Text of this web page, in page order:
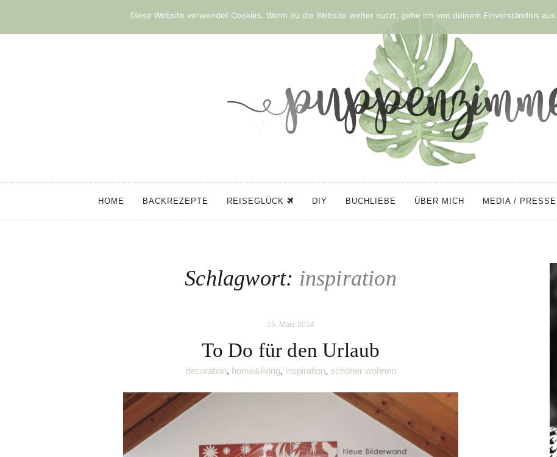
HOME BACKREZEPTE REISEGLÜCK DIY BUCHLIEBE ÜBER MICH MEDIA / PRESSE
Schlagwort: inspiration
15. März 2014
To Do für den Urlaub
decoration, home&living, inspiration, schöner wohnen
Diese Website verwendet Cookies. Wenn du die Website weiter nutzt, gehe ich von deinem Einverständnis aus.